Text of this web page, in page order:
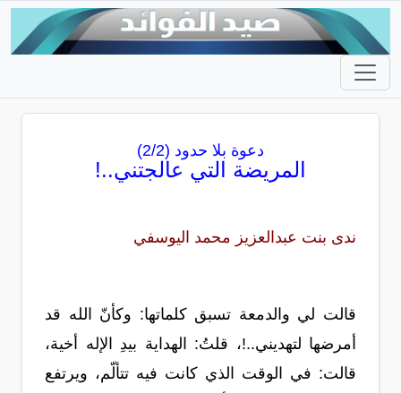
دعوة بلا حدود (2/2)
المريضة التي عالجتني..!
ندى بنت عبدالعزيز محمد اليوسفي
قالت لي والدمعة تسبق كلماتها: وكأنّ الله قد
أمرضها لتهديني..!، قلتُ: الهداية بيدِ الإله أخية،
قالت: في الوقت الذي كانت فيه تتألّم، ويرتفع